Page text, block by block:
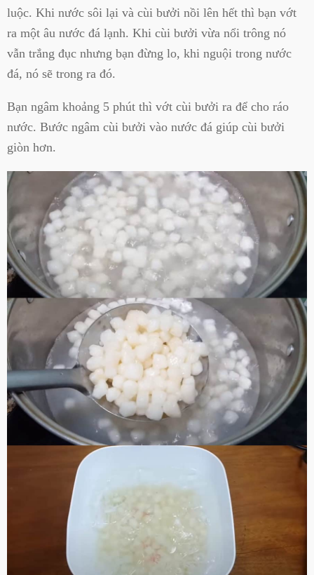
luộc. Khi nước sôi lại và cùi bưởi nồi lên hết thì bạn vớt
ra một âu nước đá lạnh. Khi cùi bưởi vừa nổi trông nó
vẫn trắng đục nhưng bạn đừng lo, khi nguội trong nước
đá, nó sẽ trong ra đó.
Bạn ngâm khoảng 5 phút thì vớt cùi bưởi ra để cho ráo
nước. Bước ngâm cùi bưởi vào nước đá giúp cùi bưởi
giòn hơn.